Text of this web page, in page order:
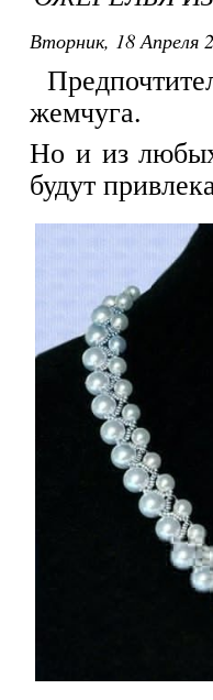
Вторник, 18 Апреля
жемчуга.
Но и из
будут